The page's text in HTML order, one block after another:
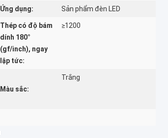
Ứng dụng: Sản phẩm đèn LED
Thép có độ bám
dính 180°
(gf/inch), ngay
lập tức:
≥1200
Màu sắc:
Trắng